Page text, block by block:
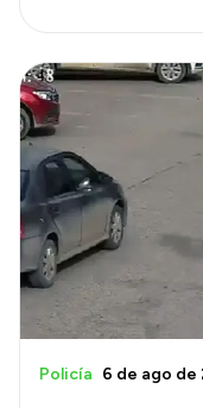
Policía 6 de ago de